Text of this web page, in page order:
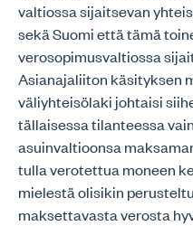
valtiossa sijaitsevan
sekä Suomi että tämä
verosopimusvaltiossa
Asianajaliiton käsityksen
väliyhteisölaki johtaisi
tällaisessa tilanteessa
asuinvaltioonsa
tulla verotettua moneen
mielestä olisikin
maksettavasta verosta